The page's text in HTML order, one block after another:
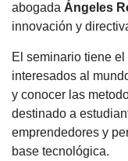
abogada Ángeles
innovación y
El seminario tiene
interesados al
y conocer las
destinado a
emprendedores y
base tecnológica.